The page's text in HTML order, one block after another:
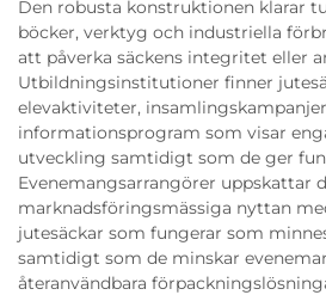
Den robusta konstruktionen klarar
böcker, verktyg och industriella
att påverka säckens integritet eller
Utbildningsinstitutioner finner
elevaktiviteter,
informationsprogram som visar
utveckling samtidigt som de ger
Evenemangsarrangörer uppskattar
marknadsföringsmässiga nyttan
jutesäckar som fungerar som
samtidigt som de minskar
återanvändbara